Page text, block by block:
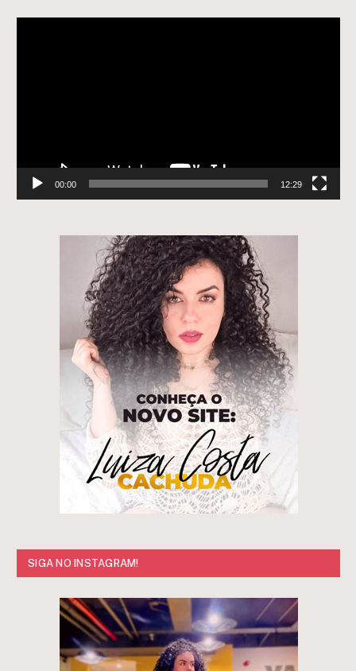
00:00 12:29
SIGA NO INSTAGRAM!